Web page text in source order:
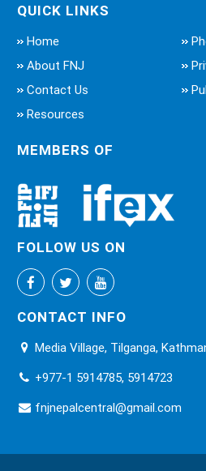
QUICK LINKS
Home
About FNJ
Contact Us
Resources
MEMBERS OF
FOLLOW US ON
CONTACT INFO
Media Village, Tilganga,
+977-1 5914785, 5914723
fnjnepalcentral@gmail.com